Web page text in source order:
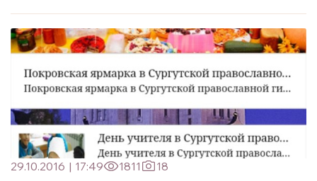
29.10.2016 | 17:49 1811
18